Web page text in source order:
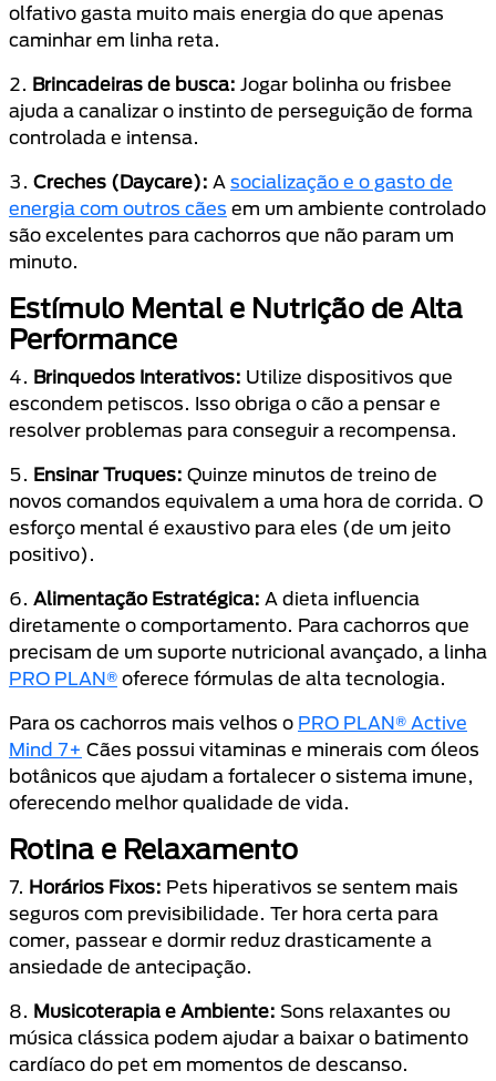
olfativo gasta muito mais energia do que apenas
caminhar em linha reta.
2. Brincadeiras de busca: Jogar bolinha ou frisbee
ajuda a canalizar o instinto de perseguição de forma
controlada e intensa.
3. Creches (Daycare): A socialização e o gasto de
energia com outros cães em um ambiente controlado
são excelentes para cachorros que não param um
minuto.
Estímulo Mental e Nutrição de Alta
Performance
4. Brinquedos Interativos: Utilize dispositivos que
escondem petiscos. Isso obriga o cão a pensar e
resolver problemas para conseguir a recompensa.
5. Ensinar Truques: Quinze minutos de treino de
novos comandos equivalem a uma hora de corrida. O
esforço mental é exaustivo para eles (de um jeito
positivo).
6. Alimentação Estratégica: A dieta influencia
diretamente o comportamento. Para cachorros que
precisam de um suporte nutricional avançado, a linha
PRO PLAN® oferece fórmulas de alta tecnologia.
Para os cachorros mais velhos o PRO PLAN® Active
Mind 7+ Cães possui vitaminas e minerais com óleos
botânicos que ajudam a fortalecer o sistema imune,
oferecendo melhor qualidade de vida.
Rotina e Relaxamento
7. Horários Fixos: Pets hiperativos se sentem mais
seguros com previsibilidade. Ter hora certa para
comer, passear e dormir reduz drasticamente a
ansiedade de antecipação.
8. Musicoterapia e Ambiente: Sons relaxantes ou
música clássica podem ajudar a baixar o batimento
cardíaco do pet em momentos de descanso.